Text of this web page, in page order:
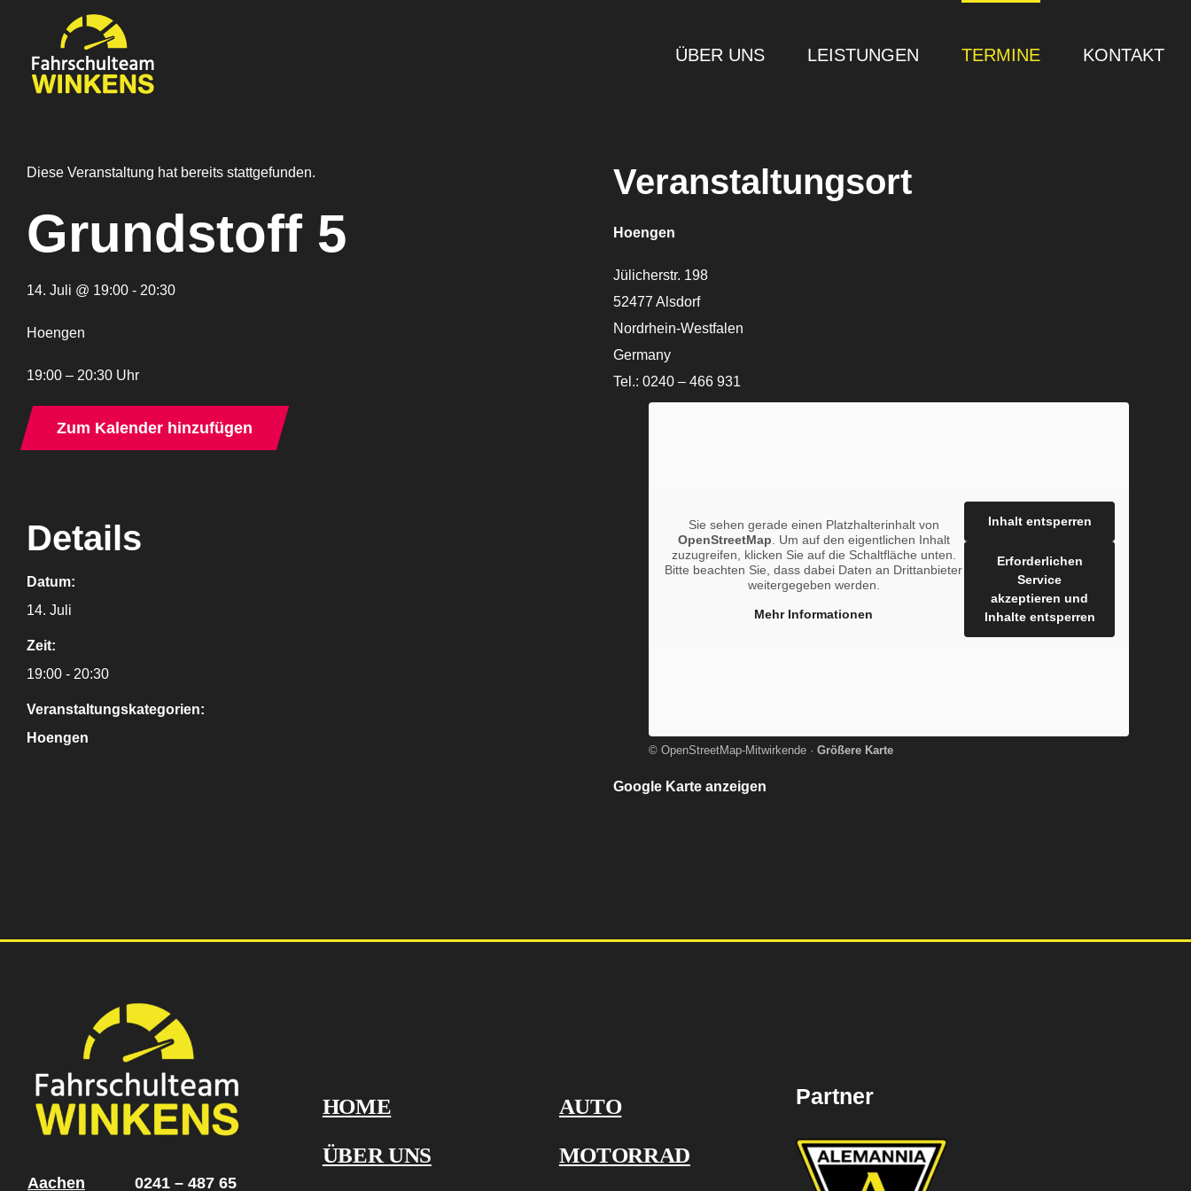
springen
ÜBER UNS LEISTUNGEN TERMINE KONTAKT
Diese Veranstaltung hat bereits stattgefunden.
Grundstoff 5
14. Juli @ 19:00 - 20:30
Hoengen
19:00 – 20:30 Uhr
Zum Kalender hinzufügen
Details
Datum:
14. Juli
Zeit:
19:00 - 20:30
Veranstaltungskategorien:
Hoengen
Veranstaltungsort
Hoengen
Jülicherstr. 198
52477 Alsdorf
Nordrhein-Westfalen
Germany
Tel.: 0240 – 466 931
Sie sehen gerade einen Platzhalterinhalt von
OpenStreetMap . Um auf den eigentlichen Inhalt
zuzugreifen, klicken Sie auf die Schaltfläche unten.
Bitte beachten Sie, dass dabei Daten an Drittanbieter
weitergegeben werden.
Mehr Informationen
Inhalt entsperren
Erforderlichen
Service
akzeptieren und
Inhalte entsperren
© OpenStreetMap-Mitwirkende · Größere Karte
Google Karte anzeigen
Aachen 0241 – 487 65
HOME
ÜBER UNS
AUTO
MOTORRAD
Partner